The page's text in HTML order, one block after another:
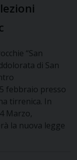
“San
di San
febbraio presso
tirrenica. In
Marzo,
la nuova legge